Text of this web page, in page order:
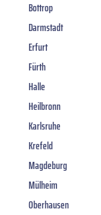
Bottrop
Darmstadt
Erfurt
Fürth
Halle
Heilbronn
Karlsruhe
Krefeld
Magdeburg
Mülheim
Oberhausen